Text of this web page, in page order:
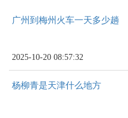
广州到梅州火车一天多少趟
2025-10-20 08:57:32
杨柳青是天津什么地方